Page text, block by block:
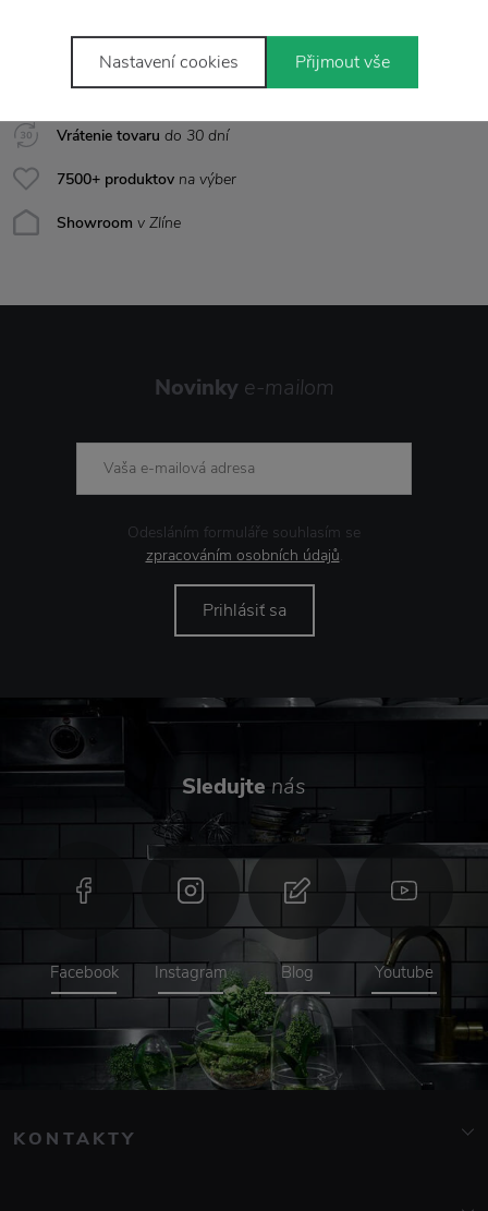
Doprava zadarmonad 100 €
Vrátenie tovaru do 30 dní
7500+ produktov na výber
Showroom v Zlíne
Novinky e-mailom
Odesláním formuláře souhlasím se
zpracováním osobních údajů.
Prihlásiť sa
Sledujte nás
Facebook Instagram Blog Youtube
KONTAKTY
Nastavení cookies Přijmout vše